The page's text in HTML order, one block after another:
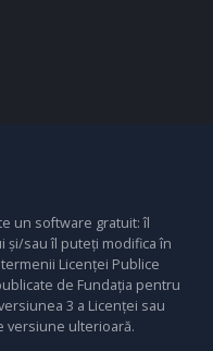
un software gratuit: îl
și/sau îl puteți modifica în
Licenței Publice
de Fundația pentru
3 a Licenței sau
versiune ulterioară.